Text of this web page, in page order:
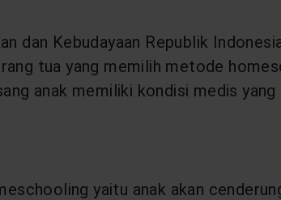
dan Kebudayaan Republik
tua yang memilih metode
anak memiliki kondisi medis
yaitu anak akan